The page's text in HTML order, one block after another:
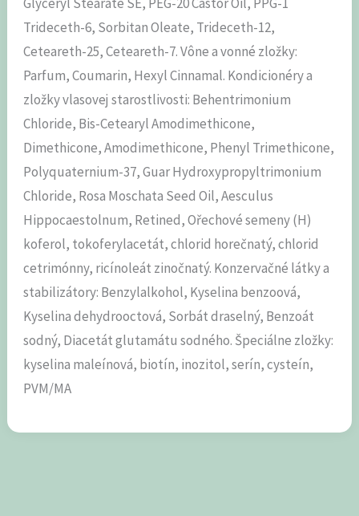
Trideceth-6, Sorbitan Oleate, Trideceth-12,
Ceteareth-25, Ceteareth-7. Vône a vonné zložky:
Parfum, Coumarin, Hexyl Cinnamal. Kondicionéry a
zložky vlasovej starostlivosti: Behentrimonium
Chloride, Bis-Cetearyl Amodimethicone,
Dimethicone, Amodimethicone, Phenyl Trimethicone,
Polyquaternium-37, Guar Hydroxypropyltrimonium
Chloride, Rosa Moschata Seed Oil, Aesculus
Hippocaestolnum, Retined, Ořechové semeny (H)
koferol, tokoferylacetát, chlorid horečnatý, chlorid
cetrimónny, ricínoleát zinočnatý. Konzervačné látky a
stabilizátory: Benzylalkohol, Kyselina benzoová,
Kyselina dehydrooctová, Sorbát draselný, Benzoát
sodný, Diacetát glutamátu sodného. Špeciálne zložky:
kyselina maleínová, biotín, inozitol, serín, cysteín,
PVM/MA